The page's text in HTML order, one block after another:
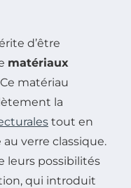
d’être
matériaux
Ce matériau
la
tout en
verre classique.
leurs possibilités
qui introduit